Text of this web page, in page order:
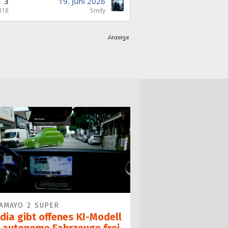
Smily
2 SUPER
gibt offenes KI-Modell